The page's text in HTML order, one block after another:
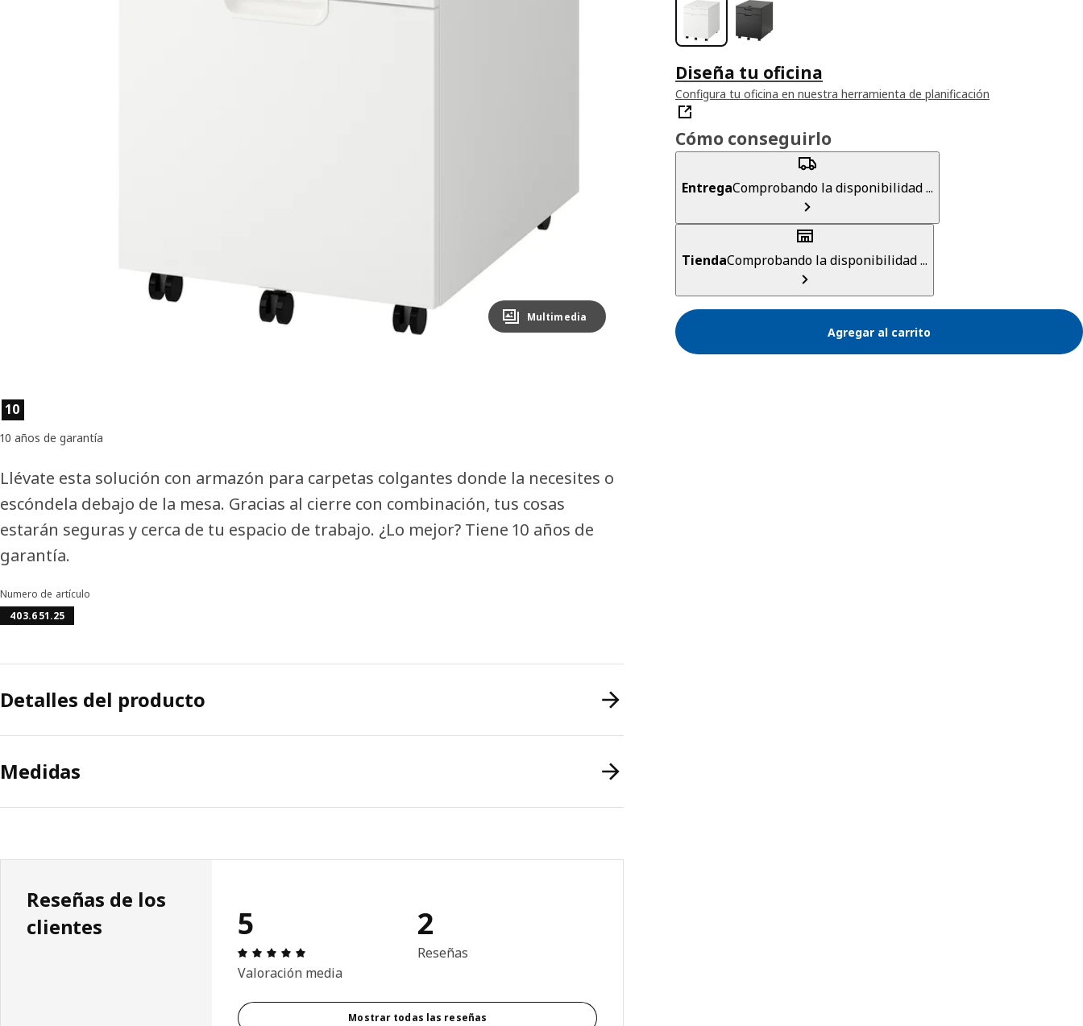
Multimedia
Diseña tu oficina
Configura tu oficina en nuestra herramienta de planificación
Cómo conseguirlo
EntregaComprobando la disponibilidad ...
TiendaComprobando la disponibilidad ...
Agregar al carrito
Características del producto
10
10 años de garantía
Llévate esta solución con armazón para carpetas colgantes donde la necesites o
escóndela debajo de la mesa. Gracias al cierre con combinación, tus cosas
estarán seguras y cerca de tu espacio de trabajo. ¿Lo mejor? Tiene 10 años de
garantía.
Numero de artículo
403.651.25
Detalles del producto
Medidas
Reseñas de los
clientes
5
Revisión: 5 fuera de 5 estrellas. Revisiones totales: 2
Valoración media
2
Reseñas
Mostrar todas las reseñas